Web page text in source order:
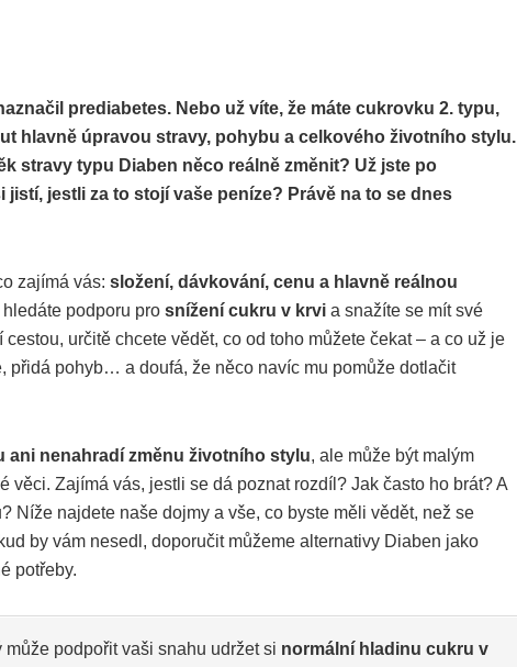
prediabetes. Nebo už víte, že máte cukrovku 2. typu,
hlavně úpravou stravy, pohybu a celkového životního stylu.
stravy typu Diaben něco reálně změnit? Už jste po
jestli za to stojí vaše peníze? Právě na to se dnes
zajímá vás: složení, dávkování, cenu a hlavně reálnou
podporu pro snížení cukru v krvi a snažíte se mít své
určitě chcete vědět, co od toho můžete čekat – a co už je
přidá pohyb… a doufá, že něco navíc mu pomůže dotlačit
ani nenahradí změnu životního stylu, ale může být malým
věci. Zajímá vás, jestli se dá poznat rozdíl? Jak často ho brát? A
Níže najdete naše dojmy a vše, co byste měli vědět, než se
by vám nesedl, doporučit můžeme alternativy Diaben jako
potřeby.
podpořit vaši snahu udržet si normální hladinu cukru v